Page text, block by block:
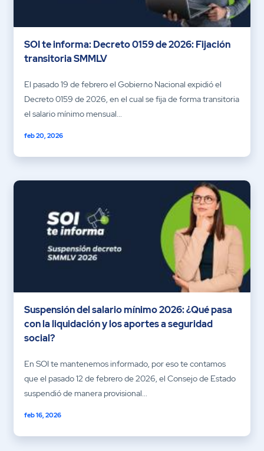
SOI te informa: Decreto 0159 de 2026: Fijación
transitoria SMMLV
El pasado 19 de febrero el Gobierno Nacional expidió el
Decreto 0159 de 2026, en el cual se fija de forma transitoria
el salario mínimo mensual...
feb 20, 2026
Suspensión del salario mínimo 2026: ¿Qué pasa
con la liquidación y los aportes a seguridad
social?
En SOI te mantenemos informado, por eso te contamos
que el pasado 12 de febrero de 2026, el Consejo de Estado
suspendió de manera provisional...
feb 16, 2026